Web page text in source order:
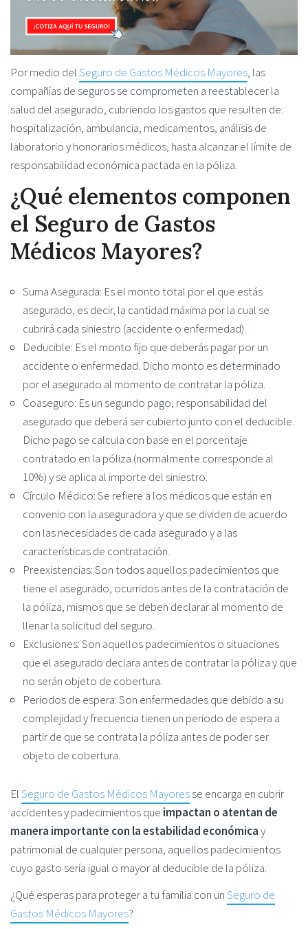
Por medio delSeguro de Gastos Médicos Mayores, las
compañías de seguros se comprometen a reestablecer la
salud del asegurado, cubriendo los gastos que resulten de:
hospitalización, ambulancia, medicamentos, análisis de
laboratorio y honorarios médicos, hasta alcanzar el límite de
responsabilidad económica pactada en la póliza.
¿Qué elementos componen
el Seguro de Gastos
Médicos Mayores?
Suma Asegurada: Es el monto total por el que estás
asegurado, es decir, la cantidad máxima por la cual se
cubrirá cada siniestro (accidente o enfermedad).
Deducible: Es el monto fijo que deberás pagar por un
accidente o enfermedad. Dicho monto es determinado
por el asegurado al momento de contratar la póliza.
Coaseguro: Es un segundo pago, responsabilidad del
asegurado que deberá ser cubierto junto con el deducible.
Dicho pago se calcula con base en el porcentaje
contratado en la póliza (normalmente corresponde al
10%) y se aplica al importe del siniestro.
Círculo Médico: Se refiere a los médicos que están en
convenio con la aseguradora y que se dividen de acuerdo
con las necesidades de cada asegurado y a las
características de contratación.
Preexistencias: Son todos aquellos padecimientos que
tiene el asegurado, ocurridos antes de la contratación de
la póliza, mismos que se deben declarar al momento de
llenar la solicitud del seguro.
Exclusiones: Son aquellos padecimientos o situaciones
que el asegurado declara antes de contratar la póliza y que
no serán objeto de cobertura.
Periodos de espera: Son enfermedades que debido a su
complejidad y frecuencia tienen un periodo de espera a
partir de que se contrata la póliza antes de poder ser
objeto de cobertura.
ElSeguro de Gastos Médicos Mayoresse encarga en cubrir
accidentes y padecimientos que impactan o atentan de
manera importante con la estabilidad económicay
patrimonial de cualquier persona, aquellos padecimientos
cuyo gasto sería igual o mayor al deducible de la póliza.
¿Qué esperas para proteger a tu familia con unSeguro de
Gastos Médicos Mayores?